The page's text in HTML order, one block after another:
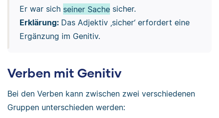
Er war sich seiner Sachesicher.
Erklärung: Das Adjektiv ‚sicher‘ erfordert eine
Ergänzung im Genitiv.
Verben mit Genitiv
Bei den Verben kann zwischen zwei verschiedenen
Gruppen unterschieden werden: